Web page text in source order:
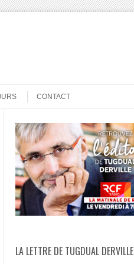
CONTACT
LA LETTRE DE TUGDUAL DERVILLE